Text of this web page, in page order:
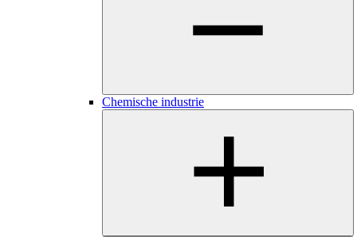
​​​Chemische industrie